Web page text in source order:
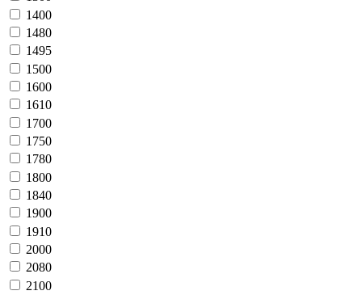
1400
1480
1495
1500
1600
1610
1700
1750
1780
1800
1840
1900
1910
2000
2080
2100